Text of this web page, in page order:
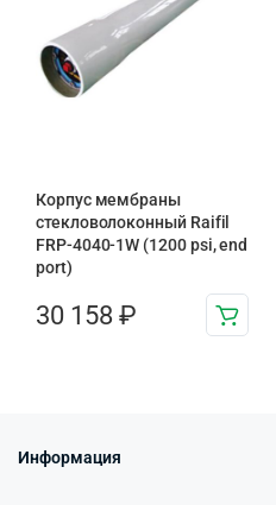
Корпус мембраны
стекловолоконный Raifil
FRP-4040-1W (1200 psi, end
port)
30 158 ₽
Информация